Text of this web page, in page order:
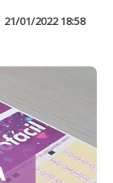
21/01/2022 18:58